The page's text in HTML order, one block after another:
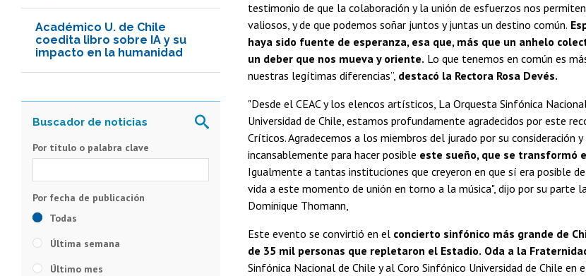
Académico U. de Chile
coedita libro sobre IA y su
impacto en la humanidad
testimonio de que la colaboración y la unión de esfuerzos nos
valiosos, y de que podemos soñar juntos y juntas un destino común.
haya sido fuente de esperanza, esa que, más que un anhelo
un deber que nos mueva y oriente. Lo que tenemos en común es
nuestras legítimas diferencias”, destacó la Rectora Rosa Devés.
"Desde el CEAC y los elencos artísticos, La Orquesta Sinfónica
Universidad de Chile, estamos profundamente agradecidos por este
Críticos. Agradecemos a los miembros del jurado por su consideración
incansablemente para hacer posible este sueño, que se transformó
Igualmente a tantas instituciones que creyeron en que sí era posible
vida a este momento de unión en torno a la música", dijo por su parte
Dominique Thomann,
Este evento se convirtió en el concierto sinfónico más grande de
de 35 mil personas que repletaron el Estadio. Oda a la
Sinfónica Nacional de Chile y al Coro Sinfónico Universidad de Chile
Por título o palabra clave
Todas
Última semana
Último mes